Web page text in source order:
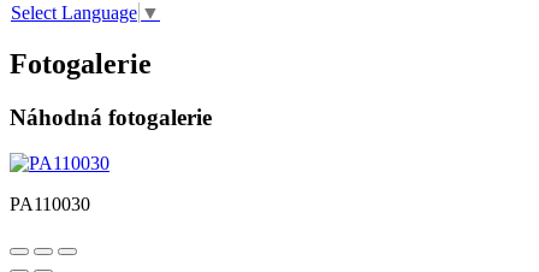
Select Language ▼
Fotogalerie
Náhodná fotogalerie
PA110030